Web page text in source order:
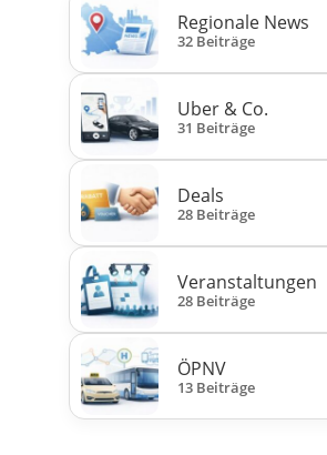
Regionale News
32 Beiträge
Uber & Co.
31 Beiträge
Deals
28 Beiträge
Veranstaltungen
28 Beiträge
ÖPNV
13 Beiträge